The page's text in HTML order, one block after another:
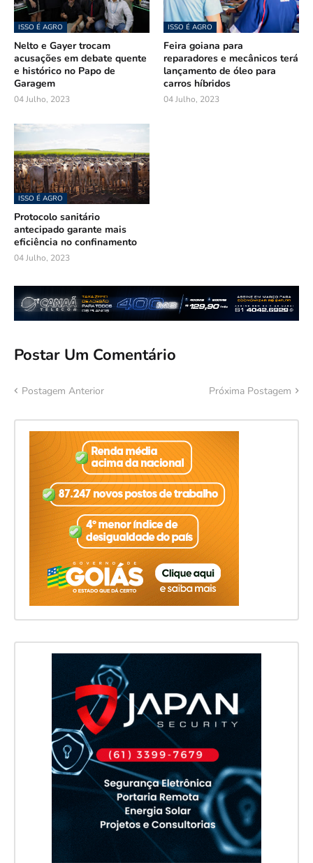
ISSO É AGRO
Nelto e Gayer trocam
acusações em debate quente
e histórico no Papo de
Garagem
04 Julho, 2023
ISSO É AGRO
Feira goiana para
reparadores e mecânicos terá
lançamento de óleo para
carros híbridos
04 Julho, 2023
ISSO É AGRO
Protocolo sanitário
antecipado garante mais
eficiência no confinamento
04 Julho, 2023
Postar Um Comentário
Postagem Anterior Próxima Postagem